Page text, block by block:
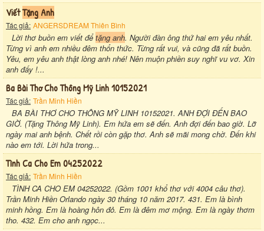
ViếtTặng Anh
Tác giả: ANGERSDREAM Thiên Bình
Lời thơ buồn em viết đểtặng anh. Người đàn ông thứ hai em yêu nhất.
Từng vì anh em nhiều đêm thổn thức. Từng rất vui, và cũng đã rất buồn.
Yêu, em yêu anh thật lòng anh nhé! Nên muộn phiền suy nghĩ vu vơ. Xin
anh đấy !...
Ba Bài Thơ Cho Thông Mỹ Linh 10152021
Tác giả: Trần Minh Hiền
BA BÀI THƠ CHO THÔNG MỸ LINH 10152021. ANH ĐỢI ĐẾN BAO
GIỜ. (Tặng Thông Mỹ Linh). Em hứa em sẽ đến. Anh đợi đến bao giờ. Lỡ
ngày mai anh bệnh. Chết rồi còn gặp thơ. Anh sẽ mãi mong chờ. Đến khi
nào em tới. Lời hứa trong...
Tình Ca Cho Em 04252022
Tác giả: Trần Minh Hiền
TÌNH CA CHO EM 04252022. (Gồm 1001 khổ thơ với 4004 câu thơ).
Trần Minh Hiền Orlando ngày 30 tháng 10 năm 2017. 431. Em là bình
minh hồng. Em là hoàng hôn đỏ. Em là đêm mơ mộng. Em là ngày thơm
tho. 432. Em cho anh ngọc...